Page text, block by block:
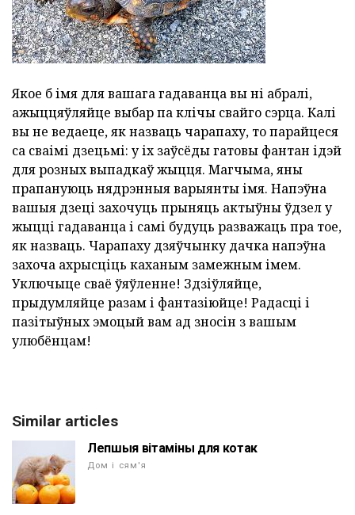
Якое б імя для вашага гадаванца вы ні абралі,
ажыццяўляйце выбар па клічы свайго сэрца. Калі
вы не ведаеце, як назваць чарапаху, то парайцеся
са сваімі дзецьмі: у іх заўсёды гатовы фантан ідэй
для розных выпадкаў жыцця. Магчыма, яны
прапануюць нядрэнныя варыянты імя. Напэўна
вашыя дзеці захочуць прыняць актыўны ўдзел у
жыцці гадаванца і самі будуць разважаць пра тое,
як назваць. Чарапаху дзяўчынку дачка напэўна
захоча ахрысціць каханым замежным імем.
Уключыце сваё ўяўленне! Здзіўляйце,
прыдумляйце разам і фантазіюйце! Радасці і
пазітыўных эмоцый вам ад зносін з вашым
улюбёнцам!
Similar articles
Лепшыя вітаміны для котак
Дом і сям'я